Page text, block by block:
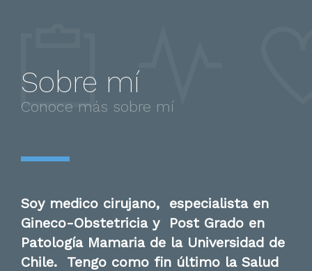
Sobre mí
Conoce más sobre mí
Soy medico cirujano, especialista en
Gineco-Obstetricia y Post Grado en
Patología Mamaria de la Universidad de
Chile. Tengo como fin último la Salud